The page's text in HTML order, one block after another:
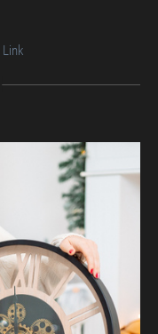
Link